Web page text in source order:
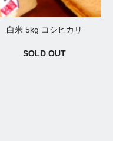
白米 5kg コシヒカリ
SOLD OUT